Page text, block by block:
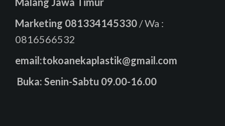
Marketing 081334145330 / Wa :
0816566532
email:tokoanekaplastik@gmail.com
Buka: Senin-Sabtu 09.00-16.00